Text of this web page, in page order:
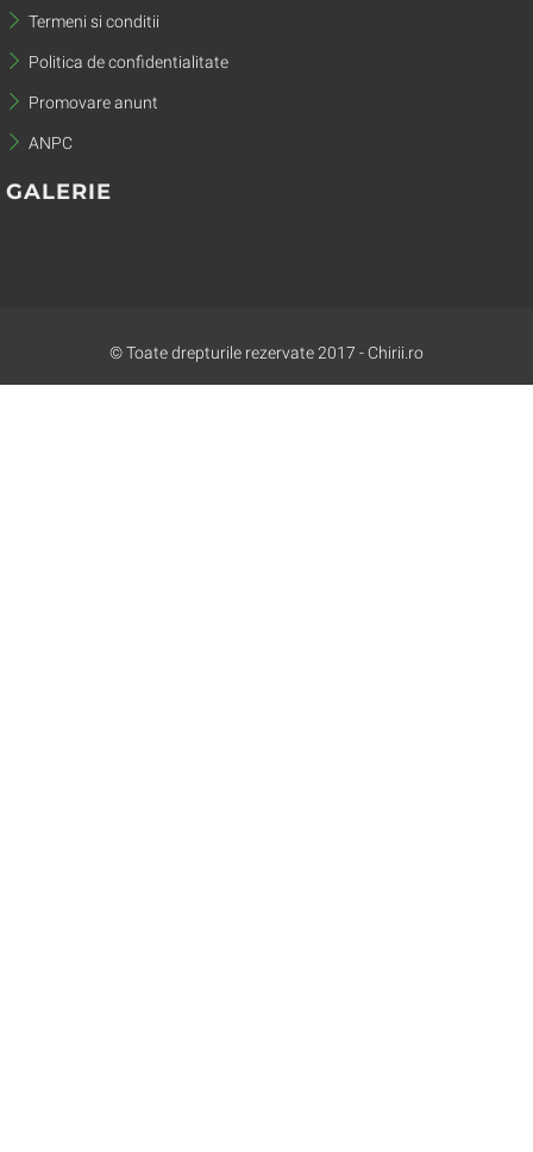
Termeni si conditii
Politica de confidentialitate
Promovare anunt
ANPC
GALERIE
© Toate drepturile rezervate 2017 - Chirii.ro